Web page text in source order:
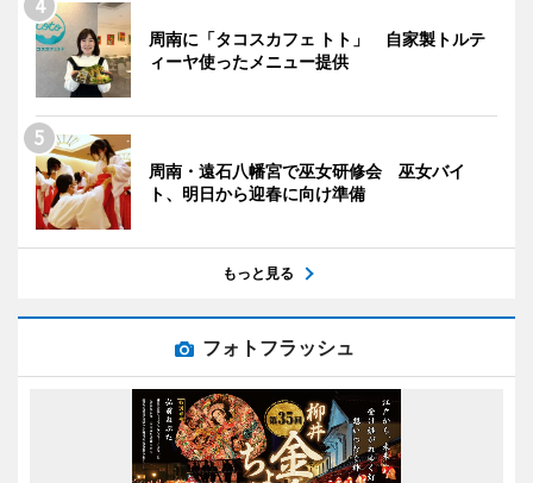
周南に「タコスカフェ トト」 自家製トルテ
ィーヤ使ったメニュー提供
周南・遠石八幡宮で巫女研修会 巫女バイ
ト、明日から迎春に向け準備
もっと見る
フォトフラッシュ